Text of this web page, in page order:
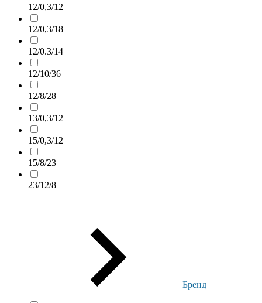
12/0,3/12
12/0,3/18
12/0.3/14
12/10/36
12/8/28
13/0,3/12
15/0,3/12
15/8/23
23/12/8
Бренд